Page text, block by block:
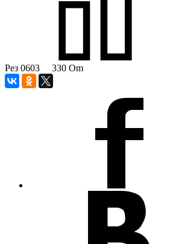
Рез 0603 330 Om